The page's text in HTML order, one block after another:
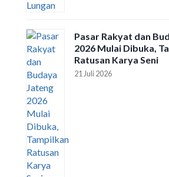
Pasar Rakyat dan
2026 Mulai Dibuka,
Ratusan Karya Seni
21 Juli 2026